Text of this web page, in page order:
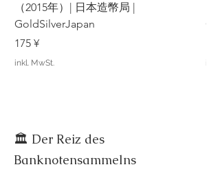
（2015年）| 日本造幣局 |
GoldSilverJapan
Preis
175 ¥
inkl. MwSt.
🏛️ Der Reiz des
Banknotensammelns